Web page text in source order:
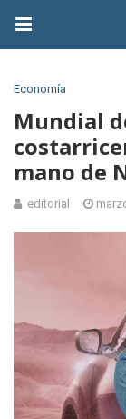
Economía
Mundial
mano de
editorial